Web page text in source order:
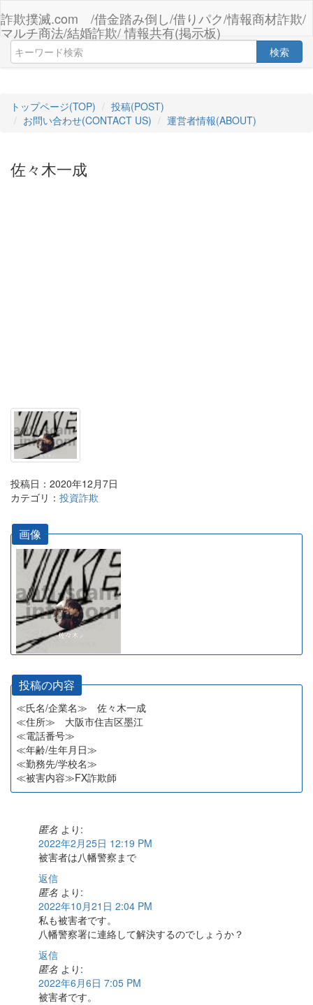
詐欺撲滅.com /借金踏み倒し/借りパク/情報商材詐欺/
マルチ商法/結婚詐欺/ 情報共有(掲示板)
検索
トップページ(TOP)
投稿(POST)
お問い合わせ(CONTACT US)
運営者情報(ABOUT)
佐々木一成
投稿日：2020年12月7日
カテゴリ： 投資詐欺
画像
投稿の内容
≪氏名/企業名≫ 佐々木一成
≪住所≫ 大阪市住吉区墨江
≪電話番号≫
≪年齢/生年月日≫
≪勤務先/学校名≫
≪被害内容≫FX詐欺師
匿名 より:
2022年2月25日 12:19 PM
被害者は八幡警察まで
返信
匿名 より:
2022年10月21日 2:04 PM
私も被害者です。
八幡警察署に連絡して解決するのでしょうか？
返信
匿名 より:
2022年6月6日 7:05 PM
被害者です。